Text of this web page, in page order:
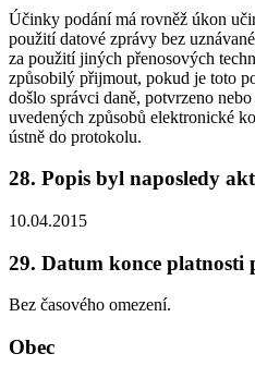
Účinky podání má rovněž úkon
použití datové zprávy bez
za použití jiných přenosových
způsobilý přijmout, pokud je toto
došlo správci daně, potvrzeno
uvedených způsobů elektronické
ústně do protokolu.
28. Popis byl naposledy
10.04.2015
29. Datum konce platnosti
Bez časového omezení.
Obec